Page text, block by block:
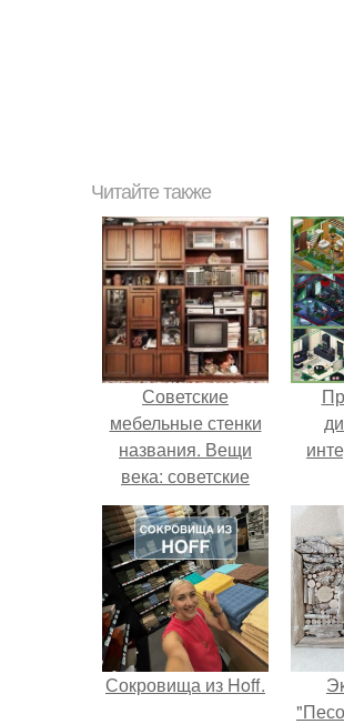
Читайте также
Советские
мебельные стенки
названия. Вещи
века: советские
стенки 80-х.
Сокровища из Hoff.